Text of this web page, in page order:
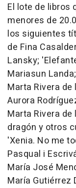
El lote de libros
menores de
los siguientes
de Fina
Lansky;
Mariasun
Marta Rivera de
Aurora
Marta Rivera
dragón y otros
'Xenia. No me
Pasqual i
María José
María Gutiérrez